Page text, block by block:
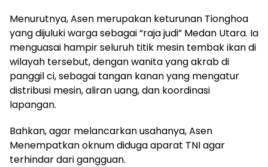
Menurutnya, Asen merupakan keturunan Tionghoa
yang dijuluki warga sebagai “raja judi” Medan Utara. Ia
menguasai hampir seluruh titik mesin tembak ikan di
wilayah tersebut, dengan wanita yang akrab di
panggil ci, sebagai tangan kanan yang mengatur
distribusi mesin, aliran uang, dan koordinasi
lapangan.
Bahkan, agar melancarkan usahanya, Asen
Menempatkan oknum diduga aparat TNI agar
terhindar dari gangguan.